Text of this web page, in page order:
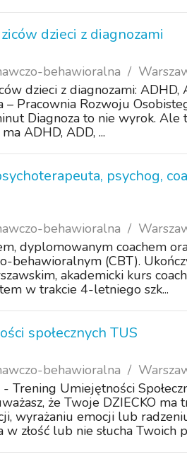
dzieci z diagnozami
behawioralna
dzieci z diagnozami: ADHD,
– Pracownia Rozwoju
Diagnoza to nie wyrok. Ale
ADHD, ADD, ...
psychog,
behawioralna
dyplomowanym coachem
behawioralnym (CBT).
akademicki kurs
w trakcie 4-letniego szk...
społecznych TUS
behawioralna
Trening Umiejętności
że Twoje DZIECKO ma
wyrażaniu emocji lub
złość lub nie słucha Twoich